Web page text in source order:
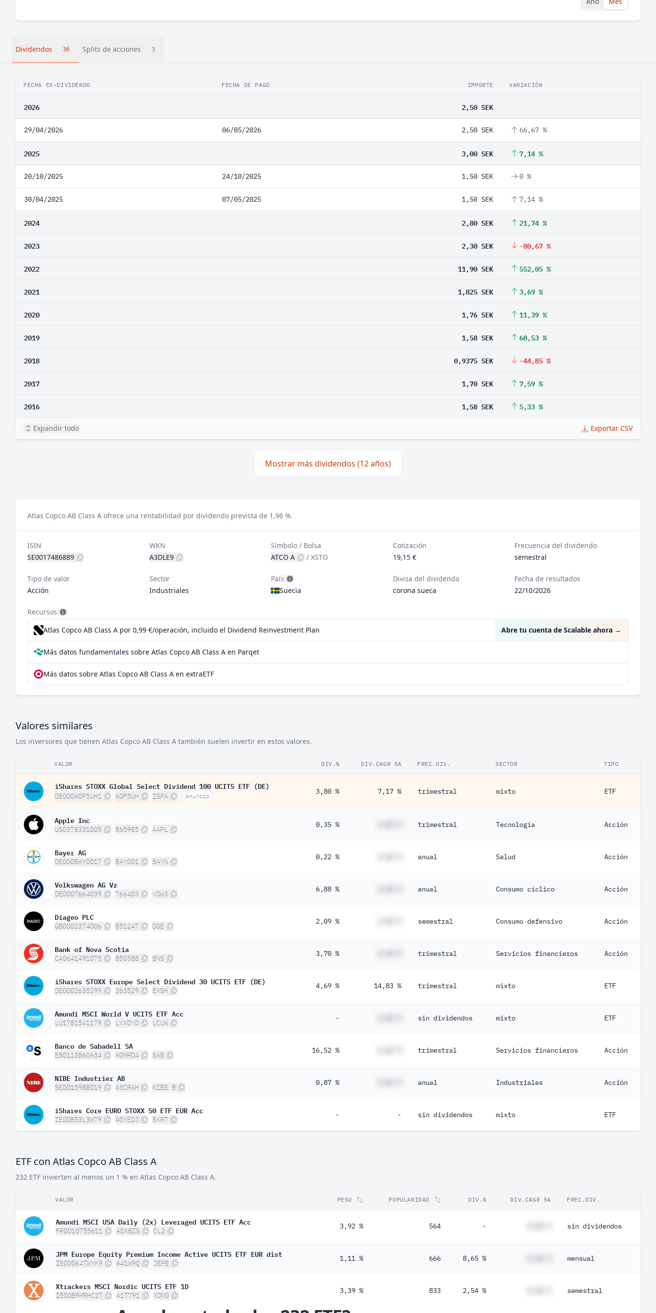
Dividendos 36 Splits de acciones 3
FECHA EX-DIVIDENDO FECHA DE PAGO IMPORTE VARIACIÓN
2026 2,50 SEK
29/04/2026 06/05/2026 2,50 SEK 66,67 %
2025 3,00 SEK 7,14 %
20/10/2025 24/10/2025 1,50 SEK 0 %
30/04/2025 07/05/2025 1,50 SEK 7,14 %
2024 2,80 SEK 21,74 %
2023 2,30 SEK -80,67 %
2022 11,90 SEK 552,05 %
2021 1,825 SEK 3,69 %
2020 1,76 SEK 11,39 %
2019 1,58 SEK 68,53 %
2018 0,9375 SEK -44,85 %
2017 1,70 SEK 7,59 %
2016 1,58 SEK 5,33 %
Expandir todo Exportar CSV
Mostrar más dividendos (12 años)
Atlas Copco AB Class A ofrece una rentabilidad por dividendo prevista de 1,96 %.
ISIN
SE0017486889
WKN
A3DLE9
Símbolo / Bolsa
ATCO A
/XSTO
Cotización
19,15 €
Frecuencia del dividendo
semestral
Tipo de valor
Acción
Sector
Industriales
País
Suecia
Divisa del dividendo
corona sueca
Fecha de resultados
22/10/2026
Recursos
Atlas Copco AB Class A por 0,99 €/operación, incluido el Dividend Reinvestment Plan
Abre tu cuenta de Scalable ahora →
Más datos fundamentales sobre Atlas Copco AB Class A en Parqet
Más datos sobre Atlas Copco AB Class A en extraETF
Valores similares
Los inversores que tienen Atlas Copco AB Class A también suelen invertir en estos valores.
VALOR DIV.% DIV.CAGR 5A FREC.DIV. SECTOR TIPO
iShares STOXX Global Select Dividend 100 UCITS ETF (DE)
DE000A0F5UH1 A0F5UH ISPA Anuncio
3,80 % 7,17 % trimestral mixto ETF
Apple Inc
US0378331005 865985 AAPL
0,35 % trimestral Tecnología Acción
Bayer AG
DE000BAY0017 BAY001 BAYN
0,22 % anual Salud Acción
Volkswagen AG Vz
DE0007664039 766403 VOW3
6,88 % anual Consumo cíclico Acción
Diageo PLC
GB0002374006 851247 DGE
2,09 % semestral Consumo defensivo Acción
Bank of Nova Scotia
CA0641491075 850388 BNS
3,70 % trimestral Servicios financieros Acción
iShares STOXX Europe Select Dividend 30 UCITS ETF (DE)
DE0002635299 263529 EXSH
4,69 % 14,83 % trimestral mixto ETF
Amundi MSCI World V UCITS ETF Acc
LU1781541179 LYX0YD LCUW
- sin dividendos mixto ETF
Banco de Sabadell SA
ES0113860A34 A0MRD4 SAB
16,52 % trimestral Servicios financieros Acción
NIBE Industrier AB
SE0015988019 A3CRAH NIBE B
0,87 % anual Industriales Acción
iShares Core EURO STOXX 50 ETF EUR Acc
IE00B53L3W79 A0YEDJ SXRT
- - sin dividendos mixto ETF
ETF con Atlas Copco AB Class A
232 ETF invierten al menos un 1 % en Atlas Copco AB Class A.
VALOR PESO POPULARIDAD DIV.% DIV.CAGR 5A FREC.DIV.
Amundi MSCI USA Daily (2x) Leveraged UCITS ETF Acc
FR0010755611 A0X8ZS CL2
3,92 % 564 - sin dividendos
JPM Europe Equity Premium Income Active UCITS ETF EUR dist
IE00064TWYK9 A41W9Q JEPE
1,11 % 666 8,65 % mensual
Xtrackers MSCI Nordic UCITS ETF 1D
IE00B9MRHC27 A1T791 XDN0
3,39 % 833 2,54 % semestral